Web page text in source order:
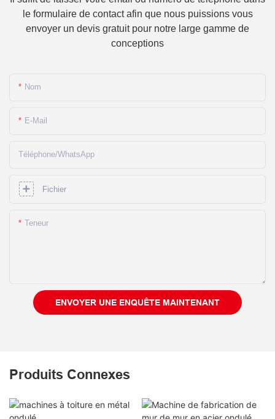
le formulaire de contact afin que nous puissions vous
envoyer un devis gratuit pour notre large gamme de
conceptions
Nom
E-Mail
Téléphone/WhatsApp
Fichier
Teneur
ENVOYER UNE ENQUÊTE MAINTENANT
Produits Connexes